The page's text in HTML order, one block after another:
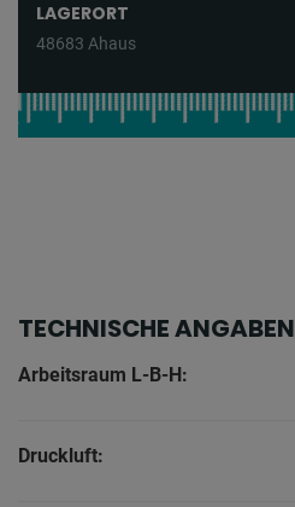
LAGERORT
48683 Ahaus
TECHNISCHE ANGABEN
Arbeitsraum L-B-H:
Druckluft: